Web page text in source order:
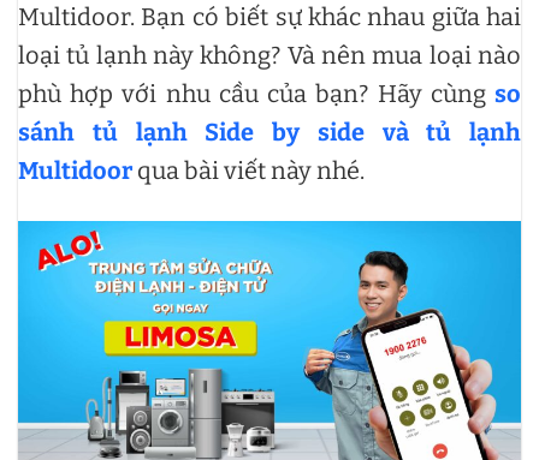
Multidoor. Bạn có biết sự khác nhau giữa hai
loại tủ lạnh này không? Và nên mua loại nào
phù hợp với nhu cầu của bạn? Hãy cùng so
sánh tủ lạnh Side by side và tủ lạnh
Multidoor qua bài viết này nhé.